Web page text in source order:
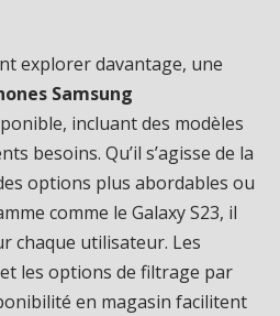
explorer davantage, une
Samsung
incluant des modèles
besoins. Qu’il s’agisse de la
options plus abordables ou
comme le Galaxy S23, il
chaque utilisateur. Les
les options de filtrage par
en magasin facilitent